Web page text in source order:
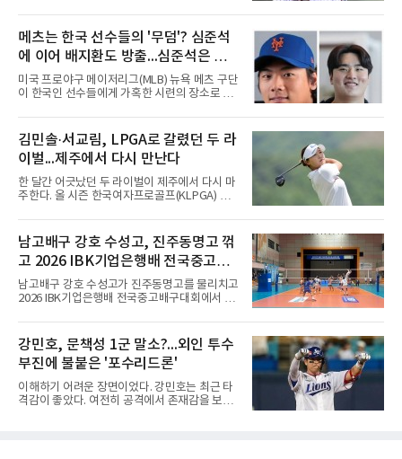
동과 관련한 여러 소문이 퍼지면서, 과거 LG 이
적 이후 겪었던 일들까지 다시 주목받고 있다.일
각에서는 함덕주가 LG 공식 계정 '언팔' 및 관련
게시물을 정리하고 친정팀 두산 베어스 계정을
팔로우하고 두산과 관련된 흔적만 남겼다는 주
장이 나오고 있다. 또한 상대 팀 선수의 홈런 릴
스에 '좋아요'를 눌렀다는 이야기도 전해지고 있
럼에도 팬들 사이에서 논란이 커진 이유는 그가
LG 이적 후 부상과 재활로
메츠는 한국 선수들의 '무덤'? 심준석
에 이어 배지환도 방출...심준석은 이
미 귀국, 배지환은 미국 잔류할 듯
미국 프로야구 메이저리그(MLB) 뉴욕 메츠 구단
이 한국인 선수들에게 가혹한 시련의 장소로 전
대형 유망주로 기대를 모았던 투수 심준석에 이
어, 빅리그 경력을 지닌 내외야수 배지환까지 연
달아 뉴욕 메츠 산하 마이너리그에서 방출 통보
를 받는 아픔을 겪었다. 두 선수의 동반 이탈은
메츠 구단이 유독 한국 선수들에게 '기회의 땅'이
아닌 '무덤'처럼 작용하고 있음을 방증하고 있다.
고교 시절 시속 160km에 달하는 강속구로 큰 스
리츠와 마이애미 말린스를 거쳐 메츠에 둥지를
틀며 반등을 노렸으나
김민솔·서교림, LPGA로 갈렸던 두 라
이벌...제주에서 다시 만난다
한 달간 어긋났던 두 라이벌이 제주에서 다시 마
주한다. 올 시즌 한국여자프로골프(KLPGA) 투
다.KLPGA 투어는 6일 제주도 서귀포시 테디 밸
리 골프 앤 리조트의 밸리·테디 코스(파72)에서
개막하는 제주삼다수 마스터스(총상금 10억원·
우승 상금 1억8천만원)로 하반기를 시작한다.두
선수의 재회 자체가 화제다. 올 시즌 3승으로 대
상 포인트(313점), 상금(9억8천400만원), 평균
타수(70.41타) 등 주요 부문 1위를 달리는 김민
솔이 하이원리조트 여자오픈에 나설 때 서교림
은 LPGA 에비앙 챔피언십에, 서교림
남고배구 강호 수성고, 진주동명고 꺾
고 2026 IBK기업은행배 전국중고배
구대회 4강 진출
남고배구 강호 수성고가 진주동명고를 물리치고
2026 IBK기업은행배 전국중고배구대회에서 18
한국중고배구 2차연맹전 준우승팀 수성고는 4
일 충북 제천 대원대 민송체육관에서 열린 대회
8강전에서 진주동명고를 상대로 공격력이 호조
를 보이며 세트스코어 3-1(25-19, 25-22, 21-
25, 25-23)으로 꺾었다. 인하부고도 부산동성고
를 맞아 뛰어난 조직력을 바탕으로 삼아 3-0(25-
19, 25-19, 25-23)으로 완승을 거두고 4강에 합
강민호, 문책성 1군 말소?...외인 투수
부진에 불붙은 '포수리드론'
이해하기 어려운 장면이었다. 강민호는 최근 타
격감이 좋았다. 여전히 공격에서 존재감을 보여